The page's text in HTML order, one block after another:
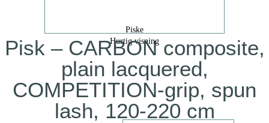
Hurtig visning
Piske
Pisk – CARBON composite,
plain lacquered,
COMPETITION-grip, spun
lash, 120-220 cm